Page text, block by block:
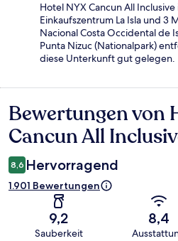
Hotel NYX Cancun All
Einkaufszentrum La Isla und 3
Nacional Costa Occidental de
Punta Nizuc (Nationalpark)
diese Unterkunft gut gelegen.
Bewertungen
Bewertungen von
Cancun All
8,6 Hervorragend
1.901 Bewertungen
9,2
Sauberkeit
8,4